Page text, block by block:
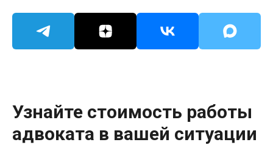
Узнайте стоимость работы
адвоката в вашей ситуации